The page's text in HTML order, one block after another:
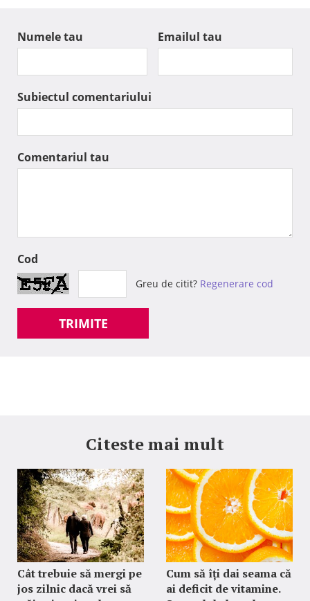
Numele tau Emailul tau
Subiectul comentariului
Comentariul tau
Cod
Greu de citit? Regenerare cod
TRIMITE
Citeste mai mult
Cât trebuie să mergi pe
jos zilnic dacă vrei să
Cum să îți dai seama că
ai deficit de vitamine.